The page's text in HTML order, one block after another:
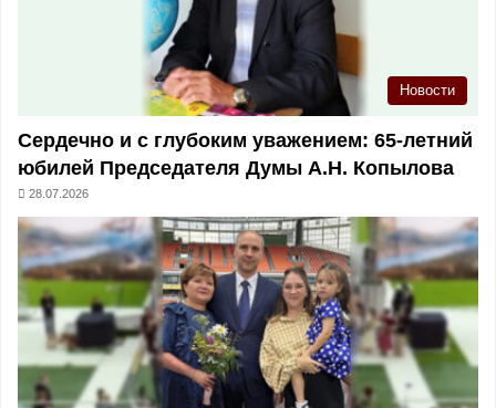
Новости
Сердечно и с глубоким уважением: 65-летний
юбилей Председателя Думы А.Н. Копылова
28.07.2026